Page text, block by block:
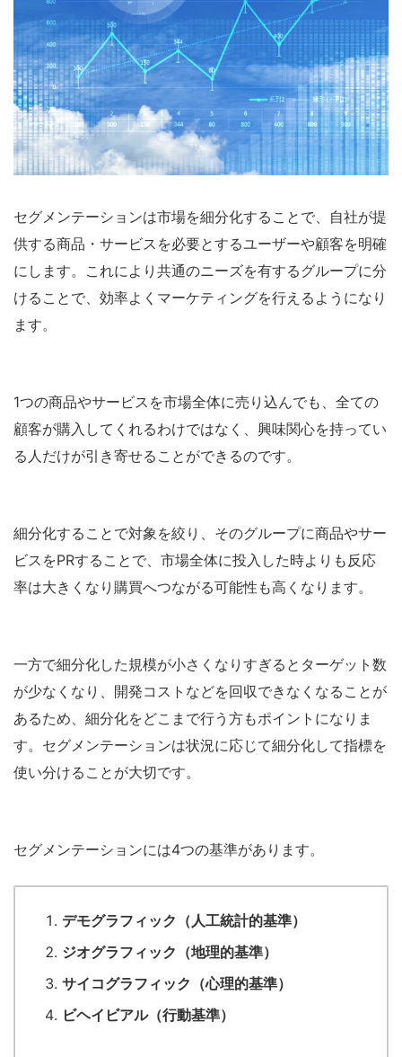
セグメンテーションは市場を細分化することで、自社が提
供する商品・サービスを必要とするユーザーや顧客を明確
にします。これにより共通のニーズを有するグループに分
けることで、効率よくマーケティングを行えるようになり
ます。
1つの商品やサービスを市場全体に売り込んでも、全ての
顧客が購入してくれるわけではなく、興味関心を持ってい
る人だけが引き寄せることができるのです。
細分化することで対象を絞り、そのグループに商品やサー
ビスをPRすることで、市場全体に投入した時よりも反応
率は大きくなり購買へつながる可能性も高くなります。
一方で細分化した規模が小さくなりすぎるとターゲット数
が少なくなり、開発コストなどを回収できなくなることが
あるため、細分化をどこまで行う方もポイントになりま
す。セグメンテーションは状況に応じて細分化して指標を
使い分けることが大切です。
セグメンテーションには4つの基準があります。
デモグラフィック（人工統計的基準）
ジオグラフィック（地理的基準）
サイコグラフィック（心理的基準）
ビヘイビアル（行動基準）